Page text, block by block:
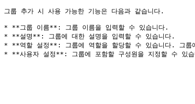
그룹 추가 시 사용 가능한 기능은 다음과 같습니다.
* **그룹 이름**: 그룹 이름을 입력할 수 있습니다.
* **설명**: 그룹에 대한 설명을 입력할 수 있습니다.
* **역할 설정**: 그룹에 역할을 할당할 수 있습니다. 그룹